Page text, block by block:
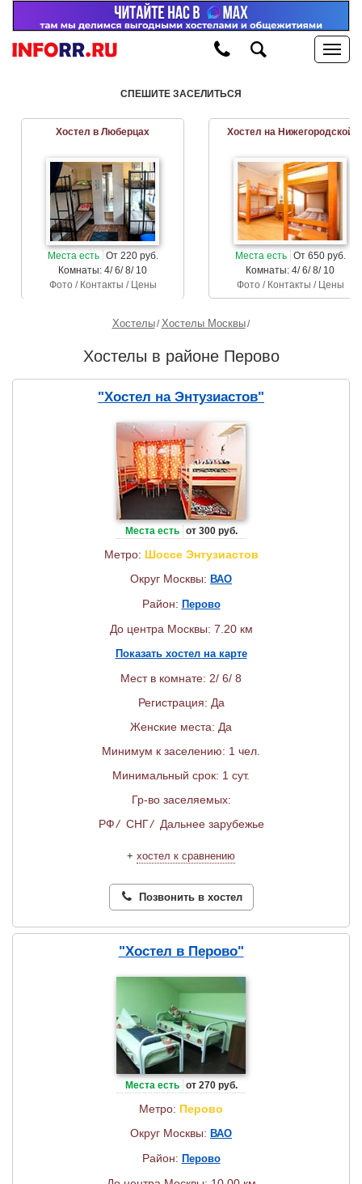
СПЕШИТЕ ЗАСЕЛИТЬСЯ
Хостел в Люберцах
Места есть От 220 руб.
Комнаты: 4/ 6/ 8/ 10
Фото / Контакты / Цены
Хостел на Нижегородской
Места есть От 650 руб.
Комнаты: 4/ 6/ 8/ 10
Фото / Контакты / Цены
Хостелы Хостелы Москвы
Хостелы в районе Перово
"Хостел на Энтузиастов"
Места есть от 300 руб.
Метро: Шоссе Энтузиастов
Округ Москвы: ВАО
Район: Перово
До центра Москвы: 7.20 км
Показать хостел на карте
Мест в комнате: 2/ 6/ 8
Регистрация: Да
Женские места: Да
Минимум к заселению: 1 чел.
Минимальный срок: 1 сут.
Гр-во заселяемых:
РФ/ СНГ/ Дальнее зарубежье
+ хостел к сравнению
Позвонить в хостел
"Хостел в Перово"
Места есть от 270 руб.
Метро: Перово
Округ Москвы: ВАО
Район: Перово